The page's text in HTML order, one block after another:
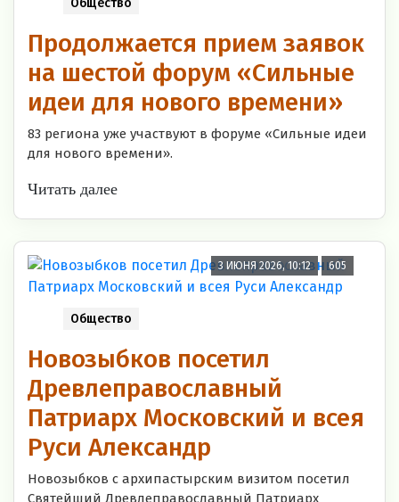
Общество
Продолжается прием заявок
на шестой форум «Сильные
идеи для нового времени»
83 региона уже участвуют в форуме «Сильные идеи
для нового времени».
Читать далее
3 ИЮНЯ 2026, 10:12 605
Общество
Новозыбков посетил
Древлеправославный
Патриарх Московский и всея
Руси Александр
Новозыбков с архипастырским визитом посетил
Святейший Древлеправославный Патриарх